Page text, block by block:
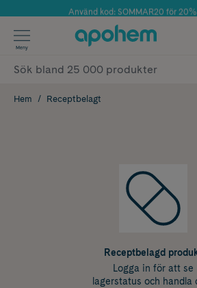
Årets Butik 2025 inom
Använd kod: SOMMAR20 för
✓ Fri frakt
✓ Poäng på alla köp*
Meny
Hem Receptbelagt
Receptbelagd
Logga in för att se
lagerstatus och handla